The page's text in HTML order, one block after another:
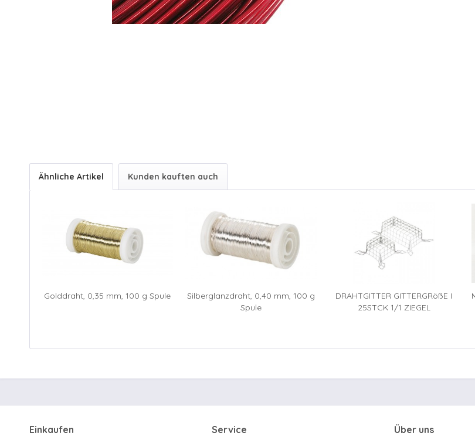
Ähnliche Artikel Kunden kauften auch
Golddraht, 0,35 mm, 100 g Spule
Silberglanzdraht, 0,40 mm, 100 g
Spule
DRAHTGITTER GITTERGRößE I
25STCK 1/1 ZIEGEL
Einkaufen Service Über uns